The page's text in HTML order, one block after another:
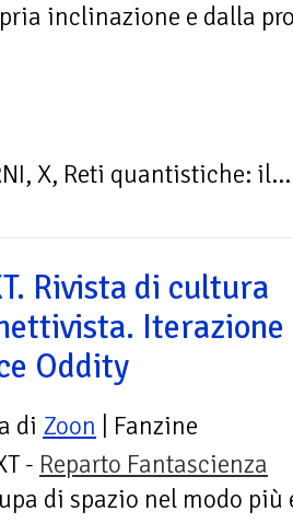
inclinazione e dalla
X, Reti quantistiche: il...
Rivista di cultura
Iterazione
Oddity
di Zoon | Fanzine
- Reparto Fantascienza
di spazio nel modo più